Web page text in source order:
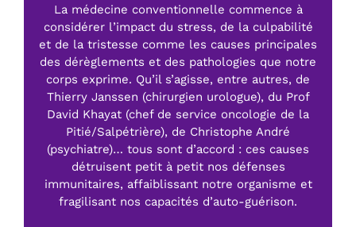
La médecine conventionnelle commence à
considérer l’impact du stress, de la culpabilité
et de la tristesse comme les causes principales
des dérèglements et des pathologies que notre
corps exprime. Qu’il s’agisse, entre autres, de
Thierry Janssen (chirurgien urologue), du Prof
David Khayat (chef de service oncologie de la
Pitié/Salpétrière), de Christophe André
(psychiatre)… tous sont d’accord : ces causes
détruisent petit à petit nos défenses
immunitaires, affaiblissant notre organisme et
fragilisant nos capacités d’auto-guérison.